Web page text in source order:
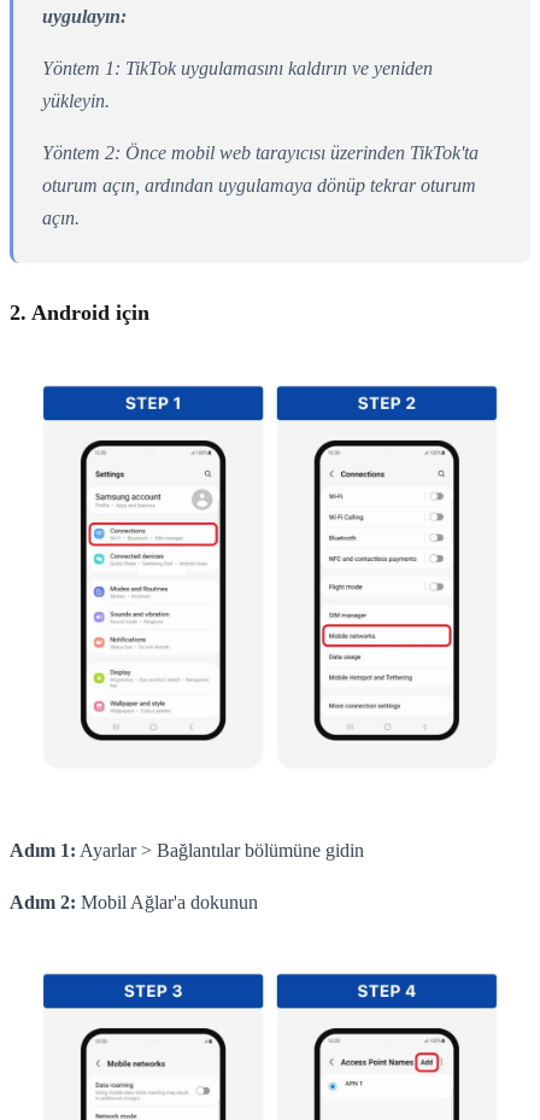
uygulayın:
Yöntem 1: TikTok uygulamasını kaldırın ve yeniden
yükleyin.
Yöntem 2: Önce mobil web tarayıcısı üzerinden TikTok'ta
oturum açın, ardından uygulamaya dönüp tekrar oturum
açın.
2. Android için
Adım 1: Ayarlar > Bağlantılar bölümüne gidin
Adım 2: Mobil Ağlar'a dokunun